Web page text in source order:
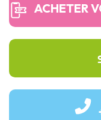
UNESCOACHETER